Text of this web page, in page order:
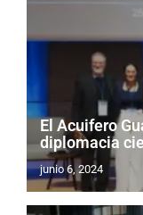
El Acuifero
diplomacia
junio 6, 2024